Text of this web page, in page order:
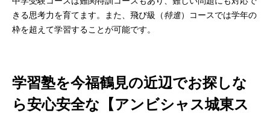
きる思考力を育てます。また、飛び級（特進）コースでは学年の
枠を超えて学習することが可能です。
学習塾を今福鶴見の近辺でお探しな
ら安心安全な【アンビシャス城東ス